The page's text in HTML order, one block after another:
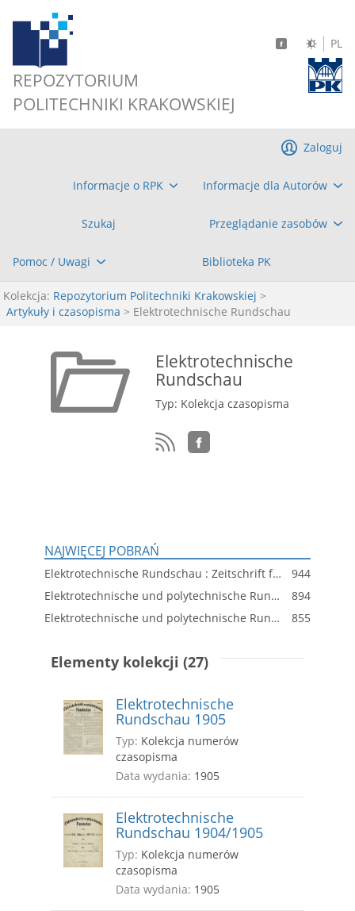
REPOZYTORIUM
POLITECHNIKI KRAKOWSKIEJ
PL
Informacje o RPK Informacje dla Autorów
Szukaj Przeglądanie zasobów
Pomoc / Uwagi Biblioteka PK
Zaloguj
Kolekcja: Repozytorium Politechniki Krakowskiej >
Artykuły i czasopisma > Elektrotechnische Rundschau
Elektrotechnische
Rundschau
Typ: Kolekcja czasopisma
NAJWIĘCEJ POBRAŃ
Elektrotechnische Rundschau : Zeitschrift für Elektrotechnik und Maschinenbau, 1915, Index
944
Elektrotechnische und polytechnische Rundschau, XXV. Jahrgang, Heft No. 9
894
Elektrotechnische und polytechnische Rundschau, XXV. Jahrgang, Heft No. 4
855
Elementy kolekcji (27)
Elektrotechnische
Rundschau 1905
Typ: Kolekcja numerów
czasopisma
Data wydania: 1905
Elektrotechnische
Rundschau 1904/1905
Typ: Kolekcja numerów
czasopisma
Data wydania: 1905